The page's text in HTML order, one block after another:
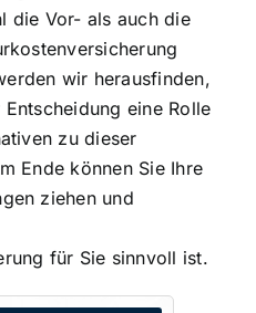
die Vor- als auch die
wir herausfinden,
eine Rolle
zu dieser
Ende können Sie Ihre
ziehen und
für Sie sinnvoll ist.